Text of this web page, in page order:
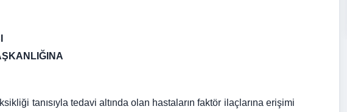
tanısıyla tedavi altında olan hastaların faktör ilaçlarına erişimi